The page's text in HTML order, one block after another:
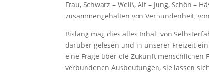
Frau, Schwarz – Weiß, Alt – Jung, Schön –
zusammengehalten von Verbundenheit,
Bislang mag dies alles Inhalt von
darüber gelesen und in unserer Freizeit
eine Frage über die Zukunft
verbundenen Ausbeutungen, sie lassen